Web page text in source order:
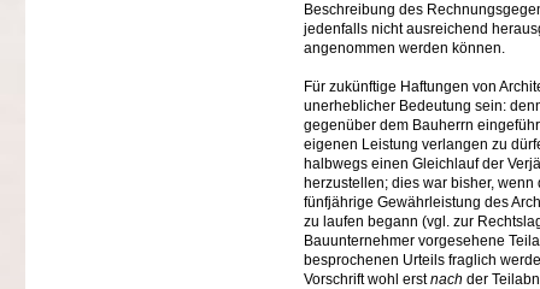
Beschreibung des
jedenfalls nicht ausreichend
angenommen werden können.
Für zukünftige Haftungen von
unerheblicher Bedeutung sein:
gegenüber dem Bauherrn
eigenen Leistung verlangen zu
halbwegs einen Gleichlauf der
herzustellen; dies war bisher,
fünfjährige Gewährleistung des
zu laufen begann (vgl. zur
Bauunternehmer vorgesehene
besprochenen Urteils fraglich
Vorschrift wohl erstnach der